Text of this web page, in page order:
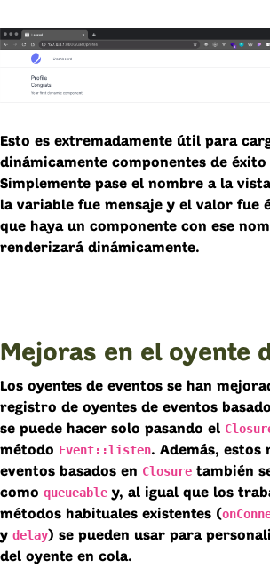
Esto es extremadamente útil para
dinámicamente componentes de
Simplemente pase el nombre a la
la variable fue mensaje y el valor fue
que haya un componente con ese
renderizará dinámicamente.
Mejoras en el oyente
Los oyentes de eventos se han
registro de oyentes de eventos
se puede hacer solo pasando el
método Event::listen. Además, estos
eventos basados en Closure también
como queueable y, al igual que los
métodos habituales existentes (
y delay) se pueden usar para
del oyente en cola.